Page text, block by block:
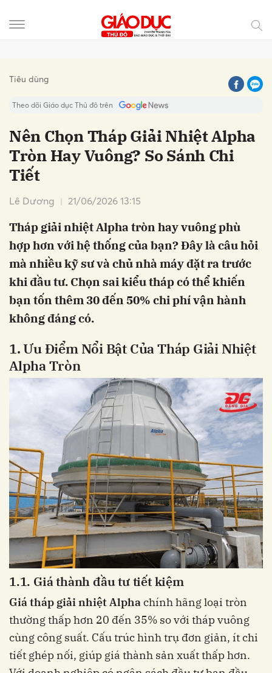
Tiêu dùng
Theo dõi Giáo dục Thủ đô trên
Nên Chọn Tháp Giải Nhiệt Alpha
Tròn Hay Vuông? So Sánh Chi
Tiết
Lê Dương 21/06/2026 13:15
Tháp giải nhiệt Alpha tròn hay vuông phù
hợp hơn với hệ thống của bạn? Đây là câu hỏi
mà nhiều kỹ sư và chủ nhà máy đặt ra trước
khi đầu tư. Chọn sai kiểu tháp có thể khiến
bạn tốn thêm 30 đến 50% chi phí vận hành
không đáng có.
1. Ưu Điểm Nổi Bật Của Tháp Giải Nhiệt
Alpha Tròn
1.1. Giá thành đầu tư tiết kiệm
Giá tháp giải nhiệt Alphachính hãng loại tròn
thường thấp hơn 20 đến 35% so với tháp vuông
cùng công suất. Cấu trúc hình trụ đơn giản, ít chi
tiết ghép nối, giúp giá thành sản xuất thấp hơn.
Hủy Gửi